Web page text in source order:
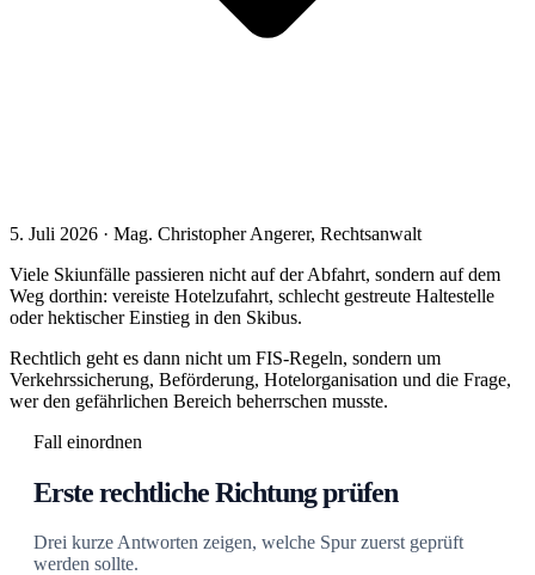
5. Juli 2026 · Mag. Christopher Angerer, Rechtsanwalt
Viele Skiunfälle passieren nicht auf der Abfahrt, sondern auf dem
Weg dorthin: vereiste Hotelzufahrt, schlecht gestreute Haltestelle
oder hektischer Einstieg in den Skibus.
Rechtlich geht es dann nicht um FIS-Regeln, sondern um
Verkehrssicherung, Beförderung, Hotelorganisation und die Frage,
wer den gefährlichen Bereich beherrschen musste.
Fall einordnen
Erste rechtliche Richtung prüfen
Drei kurze Antworten zeigen, welche Spur zuerst geprüft
werden sollte.